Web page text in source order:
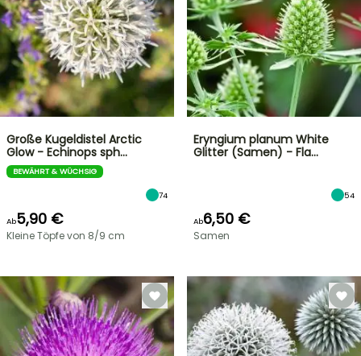
Große Kugeldistel Arctic
Glow - Echinops sph…
BEWÄHRT & WÜCHSIG
74
Ab5,90 €
Kleine Töpfe von 8/9 cm
Eryngium planum White
Glitter (Samen) - Fla…
54
Ab6,50 €
Samen